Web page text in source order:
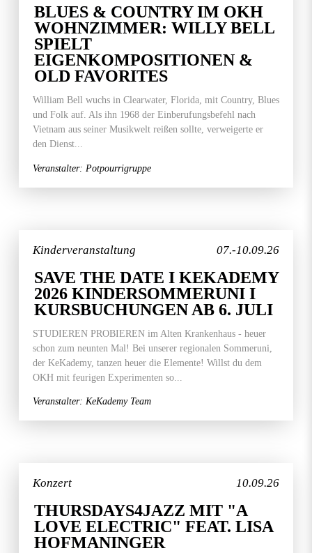
BLUES & COUNTRY IM OKH
WOHNZIMMER: WILLY BELL
SPIELT
EIGENKOMPOSITIONEN &
OLD FAVORITES
William Bell wuchs in Clearwater, Florida, mit Country, Blues
und Folk auf. Als ihn 1968 der Einberufungsbefehl nach
Vietnam aus seiner Musikwelt reißen sollte, verweigerte er
den Dienst...
Veranstalter: Potpourrigruppe
07.-10.09.26
Kinderveranstaltung
SAVE THE DATE I KEKADEMY
2026 KINDERSOMMERUNI I
KURSBUCHUNGEN AB 6. JULI
STUDIEREN PROBIEREN im Alten Krankenhaus - heuer
schon zum neunten Mal! Bei unserer regionalen Sommeruni,
der KeKademy, tanzen heuer die Elemente! Willst du dem
OKH mit feurigen Experimenten so...
Veranstalter: KeKademy Team
10.09.26
Konzert
THURSDAYS4JAZZ MIT "A
LOVE ELECTRIC" FEAT. LISA
HOFMANINGER